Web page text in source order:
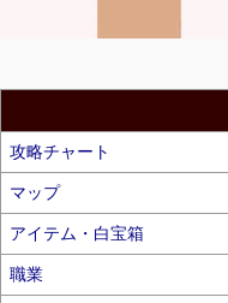
攻略チャート
マップ
アイテム・白宝箱
職業